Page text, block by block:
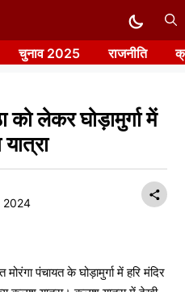
चुनाव 2025 राजनीति
को लेकर घोड़ामुर्गा में
2024
पंचायत के घोड़ामुर्गा में हरि मंदिर